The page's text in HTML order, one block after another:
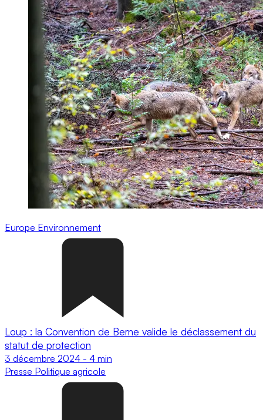
Europe Environnement
Loup : la Convention de Berne valide le déclassement du
statut de protection
3 décembre 2024 - 4 min
Presse Politique agricole